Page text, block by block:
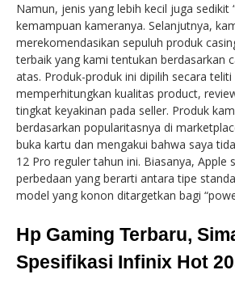
Namun, jenis yang lebih kecil juga sedikit
kemampuan kameranya. Selanjutnya,
merekomendasikan sepuluh produk
terbaik yang kami tentukan berdasarkan
atas. Produk-produk ini dipilih secara teliti
memperhitungkan kualitas product,
tingkat keyakinan pada seller. Produk
berdasarkan popularitasnya di
buka kartu dan mengakui bahwa saya
12 Pro reguler tahun ini. Biasanya, Apple
perbedaan yang berarti antara tipe
model yang konon ditargetkan bagi
Hp Gaming Terbaru,
Spesifikasi Infinix Hot